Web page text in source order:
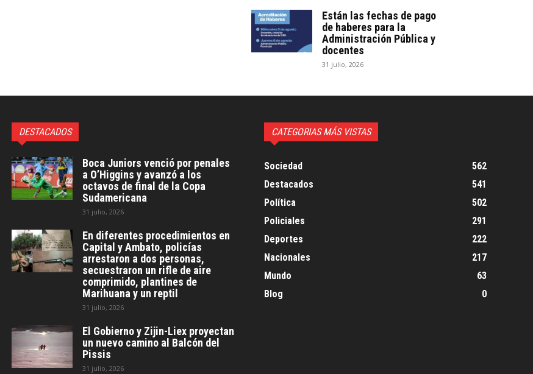
Están las fechas de pago
de haberes para la
Administración Pública y
docentes
31 julio, 2026
DESTACADOS
Boca Juniors venció por penales
a O’Higgins y avanzó a los
octavos de final de la Copa
Sudamericana
31 julio, 2026
En diferentes procedimientos en
Capital y Ambato, policías
arrestaron a dos personas,
secuestraron un rifle de aire
comprimido, plantines de
Marihuana y un reptil
31 julio, 2026
El Gobierno y Zijin-Liex proyectan
un nuevo camino al Balcón del
Pissis
31 julio, 2026
CATEGORIAS MÁS VISTAS
Sociedad
562
Destacados
541
Política
502
Policiales
291
Deportes
222
Nacionales
217
Mundo
63
Blog
0